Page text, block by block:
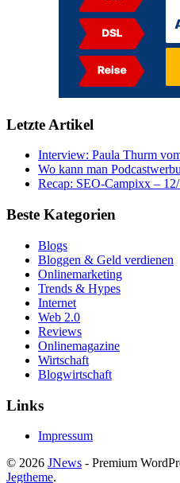
Letzte Artikel
Interview: Paula Thurm
Wo kann man
Recap: SEO-Campixx –
Beste Kategorien
Blogs
Bloggen & Geld verdienen
Onlinemarketing
Trends & Hypes
Internet
Web 2.0
Reviews
Onlinemagazine
Wirtschaft
Blogwirtschaft
Links
Impressum
© 2026 JNews - Premium
Jegtheme.